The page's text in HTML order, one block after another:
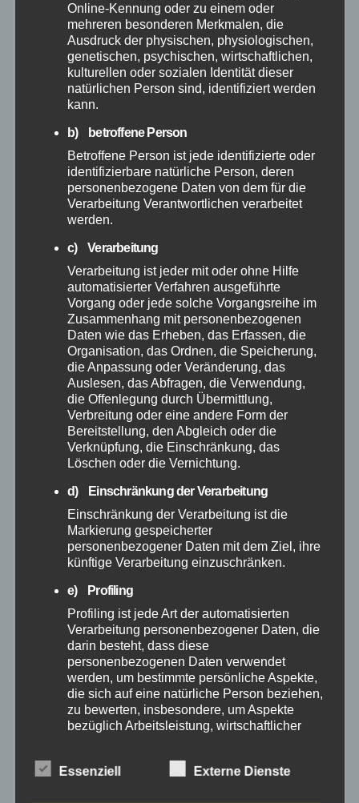
Februar 2026
Januar 2026
November 2025
Oktober 2025
September 2025
August 2025
Juli 2025
Juni 2025
Mai 2025
April 2025
März 2025
Februar 2025
Dezember 2024
November 2024
Oktober 2024
Online-Kennung oder zu einem oder
mehreren besonderen Merkmalen, die
Ausdruck der physischen, physiologischen,
genetischen, psychischen, wirtschaftlichen,
kulturellen oder sozialen Identität dieser
natürlichen Person sind, identifiziert werden
kann.
b) betroffene Person
Betroffene Person ist jede identifizierte oder
identifizierbare natürliche Person, deren
personenbezogene Daten von dem für die
Verarbeitung Verantwortlichen verarbeitet
werden.
c) Verarbeitung
Verarbeitung ist jeder mit oder ohne Hilfe
automatisierter Verfahren ausgeführte
Vorgang oder jede solche Vorgangsreihe im
Zusammenhang mit personenbezogenen
Daten wie das Erheben, das Erfassen, die
Organisation, das Ordnen, die Speicherung,
die Anpassung oder Veränderung, das
Auslesen, das Abfragen, die Verwendung,
die Offenlegung durch Übermittlung,
Verbreitung oder eine andere Form der
Bereitstellung, den Abgleich oder die
Verknüpfung, die Einschränkung, das
Löschen oder die Vernichtung.
d) Einschränkung der Verarbeitung
Einschränkung der Verarbeitung ist die
Markierung gespeicherter
personenbezogener Daten mit dem Ziel, ihre
künftige Verarbeitung einzuschränken.
e) Profiling
Profiling ist jede Art der automatisierten
Verarbeitung personenbezogener Daten, die
darin besteht, dass diese
personenbezogenen Daten verwendet
werden, um bestimmte persönliche Aspekte,
die sich auf eine natürliche Person beziehen,
zu bewerten, insbesondere, um Aspekte
bezüglich Arbeitsleistung, wirtschaftlicher
Aufenthaltsort oder Ortswechsel dieser
Essenziell Externe Dienste